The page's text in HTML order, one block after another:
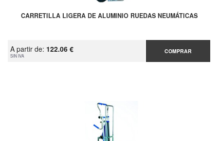
CARRETILLA LIGERA DE ALUMINIO RUEDAS NEUMÁTICAS
A partir de: 122.06 €
SIN IVA
COMPRAR